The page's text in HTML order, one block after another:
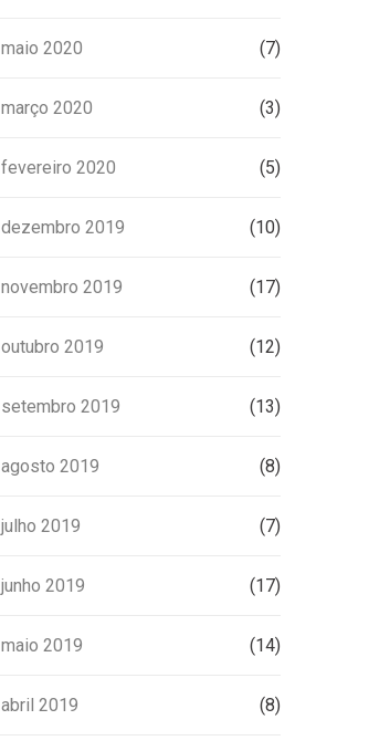
maio 2020 (7)
março 2020 (3)
fevereiro 2020 (5)
dezembro 2019 (10)
novembro 2019 (17)
outubro 2019 (12)
setembro 2019 (13)
agosto 2019 (8)
julho 2019 (7)
junho 2019 (17)
maio 2019 (14)
abril 2019 (8)